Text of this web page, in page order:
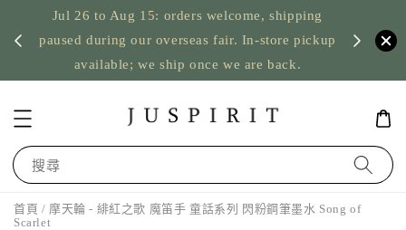
Jul 26 to Aug 15: orders welcome, shipping
paused during our overseas fair. In-store pickup
available; we ship once we are back.
US
搜尋
首頁 / 摩天輪 - 緋紅之歌 魔笛手 童話系列 閃粉鋼筆墨水 Song of
Scarlet